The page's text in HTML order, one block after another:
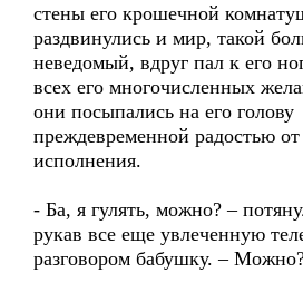
стены его крошечной
раздвинулись и мир, такой
неведомый, вдруг пал к его
всех его многочисленных
они посыпались на его голову
преждевременной радостью
исполнения.
- Ба, я гулять, можно? –
рукав все еще увлеченную
разговором бабушку. –